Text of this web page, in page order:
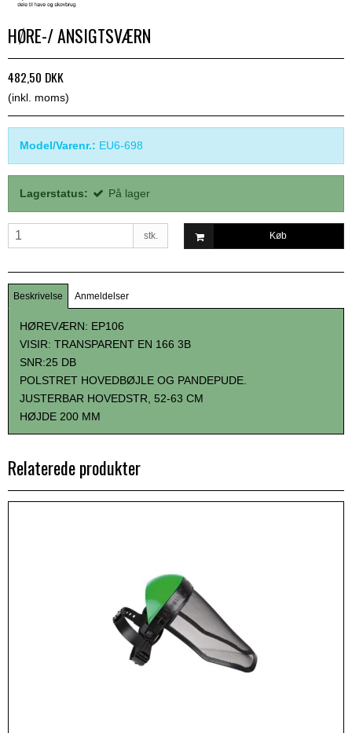
HØRE-/ ANSIGTSVÆRN
482,50 DKK
(inkl. moms)
Model/Varenr.: EU6-698
Lagerstatus: På lager
stk. Køb
Beskrivelse Anmeldelser
HØREVÆRN: EP106
VISIR: TRANSPARENT EN 166 3B
SNR:25 DB
POLSTRET HOVEDBØJLE OG PANDEPUDE.
JUSTERBAR HOVEDSTR, 52-63 CM
HØJDE 200 MM
Relaterede produkter